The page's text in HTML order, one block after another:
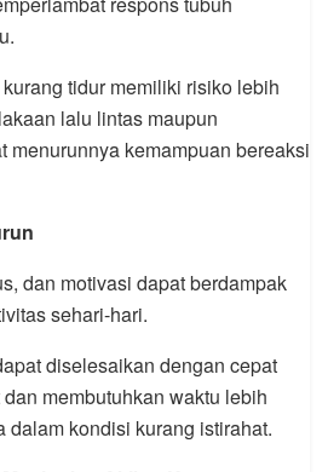
tidur memiliki risiko lebih
lalu lintas maupun
menurunnya kemampuan bereaksi
dan motivasi dapat berdampak
sehari-hari.
diselesaikan dengan cepat
membutuhkan waktu lebih
dalam kondisi kurang istirahat.